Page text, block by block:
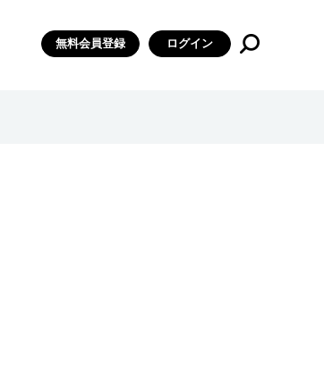
無料会員登録 ログイン